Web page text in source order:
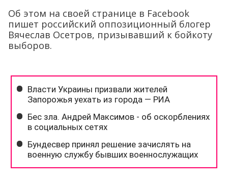
Об этом на своей странице в Facebook
пишет российский оппозиционный блогер
Вячеслав Осетров, призывавший к бойкоту
выборов.